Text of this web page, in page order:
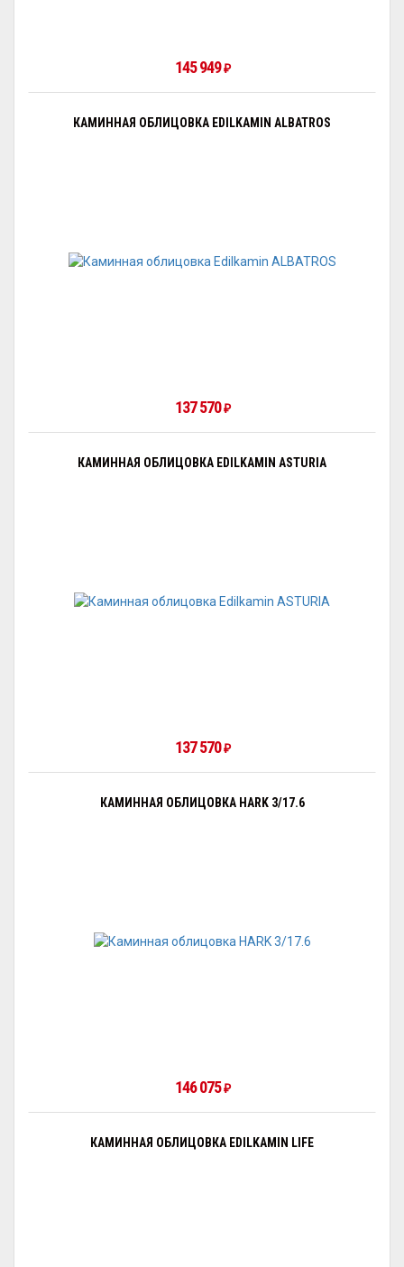
145 949₽
КАМИННАЯ ОБЛИЦОВКА EDILKAMIN ALBATROS
137 570₽
КАМИННАЯ ОБЛИЦОВКА EDILKAMIN ASTURIA
137 570₽
КАМИННАЯ ОБЛИЦОВКА HARK 3/17.6
146 075₽
КАМИННАЯ ОБЛИЦОВКА EDILKAMIN LIFE